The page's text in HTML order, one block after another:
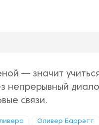
— значит
связи.
Оливер Баррэтт